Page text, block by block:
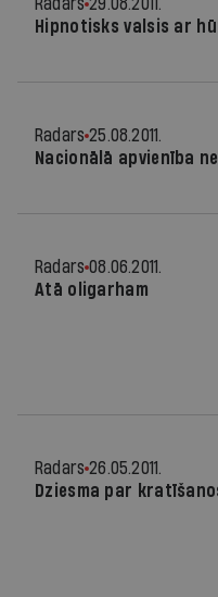
Radars 29.08.2011.
Hipnotisks valsis ar
Radars 25.08.2011.
Nacionālā apvienība
Radars 08.06.2011.
Atā oligarham
Radars 26.05.2011.
Dziesma par